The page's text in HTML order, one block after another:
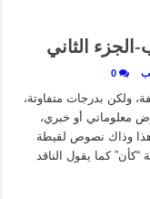
الثاني
0
ولكن بدرجات متفاوتة،
معلوماتي أو خبري،
وذاك نصوص لقيطة
كما يقول الناقد